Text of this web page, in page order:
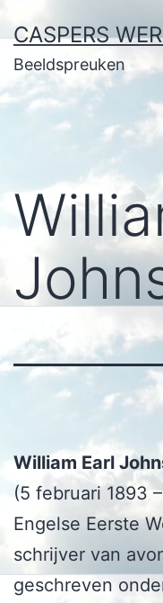
naar
de
inhoud
CASPERS
Beeldspreuken
William Earl
(5 februari 1893
Engelse Eerste
schrijver van
geschreven